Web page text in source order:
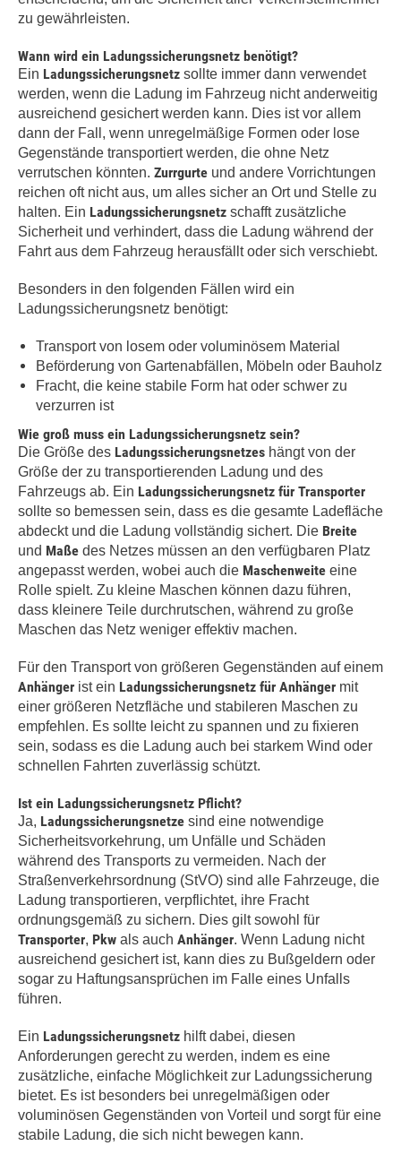
zu gewährleisten.
Wann wird ein Ladungssicherungsnetz benötigt?
Ein Ladungssicherungsnetz sollte immer dann verwendet
werden, wenn die Ladung im Fahrzeug nicht anderweitig
ausreichend gesichert werden kann. Dies ist vor allem
dann der Fall, wenn unregelmäßige Formen oder lose
Gegenstände transportiert werden, die ohne Netz
verrutschen könnten. Zurrgurte und andere Vorrichtungen
reichen oft nicht aus, um alles sicher an Ort und Stelle zu
halten. Ein Ladungssicherungsnetz schafft zusätzliche
Sicherheit und verhindert, dass die Ladung während der
Fahrt aus dem Fahrzeug herausfällt oder sich verschiebt.
Besonders in den folgenden Fällen wird ein
Ladungssicherungsnetz benötigt:
Transport von losem oder voluminösem Material
Beförderung von Gartenabfällen, Möbeln oder Bauholz
Fracht, die keine stabile Form hat oder schwer zu
verzurren ist
Wie groß muss ein Ladungssicherungsnetz sein?
Die Größe des Ladungssicherungsnetzes hängt von der
Größe der zu transportierenden Ladung und des
Fahrzeugs ab. Ein Ladungssicherungsnetz für Transporter
sollte so bemessen sein, dass es die gesamte Ladefläche
abdeckt und die Ladung vollständig sichert. Die Breite
und Maße des Netzes müssen an den verfügbaren Platz
angepasst werden, wobei auch die Maschenweite eine
Rolle spielt. Zu kleine Maschen können dazu führen,
dass kleinere Teile durchrutschen, während zu große
Maschen das Netz weniger effektiv machen.
Für den Transport von größeren Gegenständen auf einem
Anhänger ist ein Ladungssicherungsnetz für Anhänger mit
einer größeren Netzfläche und stabileren Maschen zu
empfehlen. Es sollte leicht zu spannen und zu fixieren
sein, sodass es die Ladung auch bei starkem Wind oder
schnellen Fahrten zuverlässig schützt.
Ist ein Ladungssicherungsnetz Pflicht?
Ja, Ladungssicherungsnetze sind eine notwendige
Sicherheitsvorkehrung, um Unfälle und Schäden
während des Transports zu vermeiden. Nach der
Straßenverkehrsordnung (StVO) sind alle Fahrzeuge, die
Ladung transportieren, verpflichtet, ihre Fracht
ordnungsgemäß zu sichern. Dies gilt sowohl für
Transporter, Pkw als auch Anhänger. Wenn Ladung nicht
ausreichend gesichert ist, kann dies zu Bußgeldern oder
sogar zu Haftungsansprüchen im Falle eines Unfalls
führen.
Ein Ladungssicherungsnetz hilft dabei, diesen
Anforderungen gerecht zu werden, indem es eine
zusätzliche, einfache Möglichkeit zur Ladungssicherung
bietet. Es ist besonders bei unregelmäßigen oder
voluminösen Gegenständen von Vorteil und sorgt für eine
stabile Ladung, die sich nicht bewegen kann.